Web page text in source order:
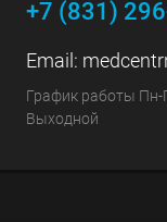
+7 (831)
Email:
График работы Пн-
Выходной